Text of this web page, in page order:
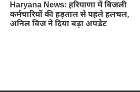
Haryana News: हरियाणा में बिजली
कर्मचारियों की हड़ताल से पहले हलचल,
अनिल विज ने दिया बड़ा अपडेट